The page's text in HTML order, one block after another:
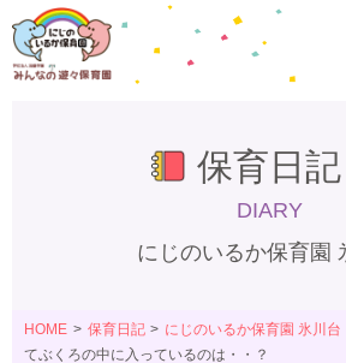
保育日記
DIARY
にじのいるか保育園
HOME 保育日記
にじのいるか保育園 氷川台
てぶくろの中に入っているのは・・？